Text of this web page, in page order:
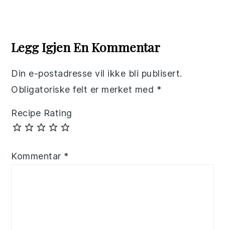
Interactions
Legg Igjen En Kommentar
Din e-postadresse vil ikke bli publisert.
Obligatoriske felt er merket med *
Recipe Rating
Kommentar *